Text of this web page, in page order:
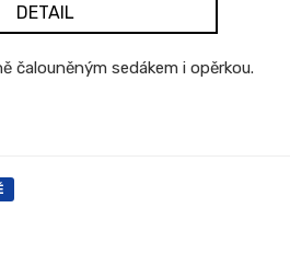
DETAIL
čalouněným sedákem i opěrkou.